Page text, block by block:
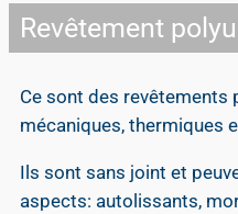
Revêtement
Ce sont des revêtements
mécaniques, thermiques
Ils sont sans joint et
aspects: autolissants,